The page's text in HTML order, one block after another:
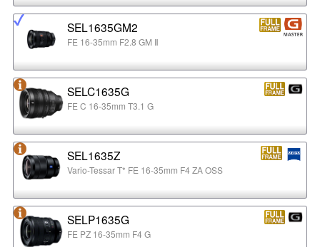
SEL1635GM2
FE 16-35mm F2.8 GM Ⅱ
SELC1635G
FE C 16-35mm T3.1 G
SEL1635Z
Vario-Tessar T* FE 16-35mm F4 ZA OSS
SELP1635G
FE PZ 16-35mm F4 G